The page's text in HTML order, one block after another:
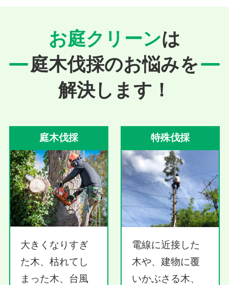
お庭クリーンは
庭木伐採のお悩みを
解決します！
庭木伐採
大きくなりすぎ
た木、枯れてし
まった木、台風
特殊伐採
電線に近接した
木や、建物に覆
いかぶさる木、